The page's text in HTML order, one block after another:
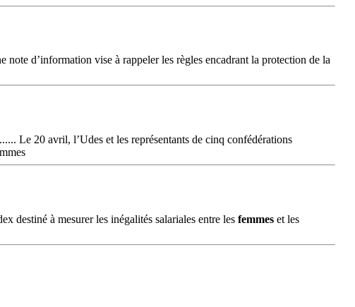
d’information vise à rappeler les règles encadrant la protection de la
Le 20 avril, l’Udes et les représentants de cinq confédérations
destiné à mesurer les inégalités salariales entre les femmes et les